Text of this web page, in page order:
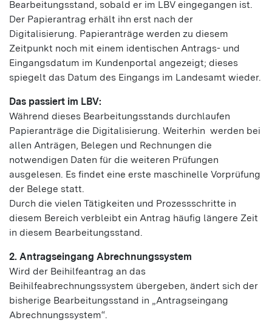
Bearbeitungsstand, sobald er im LBV eingegangen ist.
Der Papierantrag erhält ihn erst nach der
Digitalisierung. Papieranträge werden zu diesem
Zeitpunkt noch mit einem identischen Antrags- und
Eingangsdatum im Kundenportal angezeigt; dieses
spiegelt das Datum des Eingangs im Landesamt wieder.
Das passiert im LBV:
Während dieses Bearbeitungsstands durchlaufen
Papieranträge die Digitalisierung. Weiterhin werden bei
allen Anträgen, Belegen und Rechnungen die
notwendigen Daten für die weiteren Prüfungen
ausgelesen. Es findet eine erste maschinelle Vorprüfung
der Belege statt.
Durch die vielen Tätigkeiten und Prozessschritte in
diesem Bereich verbleibt ein Antrag häufig längere Zeit
in diesem Bearbeitungsstand.
2. Antragseingang Abrechnungssystem
Wird der Beihilfeantrag an das
Beihilfeabrechnungssystem übergeben, ändert sich der
bisherige Bearbeitungsstand in „Antragseingang
Abrechnungssystem“.